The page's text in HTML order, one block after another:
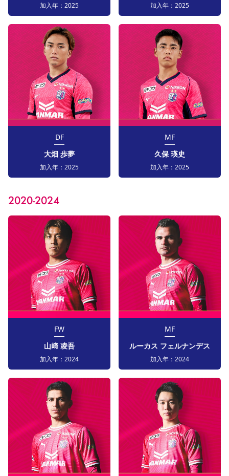
加入年： 2025 加入年： 2025
DF
大畑 歩夢
加入年： 2025
MF
久保 瑛史
加入年： 2025
2020-2024
FW
山﨑 凌吾
加入年： 2024
MF
ルーカス フェルナンデス
加入年： 2024